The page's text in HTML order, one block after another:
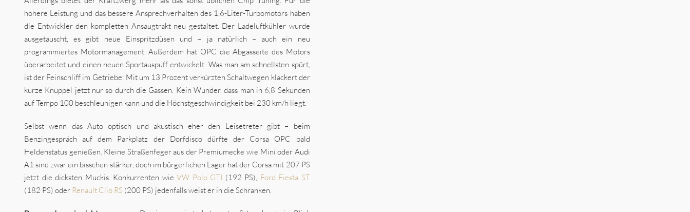
höhere Leistung und das bessere Ansprechverhalten des 1,6-Liter-Turbomotors haben
die Entwickler den kompletten Ansaugtrakt neu gestaltet. Der Ladeluftkühler wurde
ausgetauscht, es gibt neue Einspritzdüsen und – ja natürlich – auch ein neu
programmiertes Motormanagement. Außerdem hat OPC die Abgasseite des Motors
überarbeitet und einen neuen Sportauspuff entwickelt. Was man am schnellsten spürt,
ist der Feinschliff im Getriebe: Mit um 13 Prozent verkürzten Schaltwegen klackert der
kurze Knüppel jetzt nur so durch die Gassen. Kein Wunder, dass man in 6,8 Sekunden
auf Tempo 100 beschleunigen kann und die Höchstgeschwindigkeit bei 230 km/h liegt.
Selbst wenn das Auto optisch und akustisch eher den Leisetreter gibt – beim
Benzingespräch auf dem Parkplatz der Dorfdisco dürfte der Corsa OPC bald
Heldenstatus genießen. Kleine Straßenfeger aus der Premiumecke wie Mini oder Audi
A1 sind zwar ein bisschen stärker, doch im bürgerlichen Lager hat der Corsa mit 207 PS
jetzt die dicksten Muckis. Konkurrenten wieVW Polo GTI (192 PS), Ford Fiesta ST
(182 PS) oder Renault Clio RS (200 PS) jedenfalls weist er in die Schranken.